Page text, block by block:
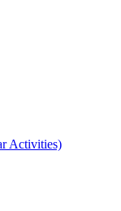
Activities)